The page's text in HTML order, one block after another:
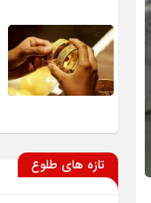
تازه های طلوع